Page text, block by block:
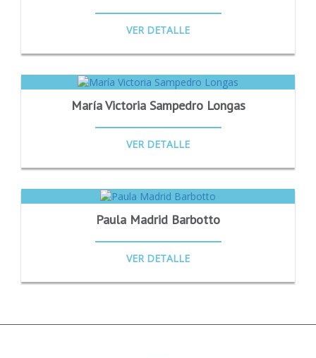
VER DETALLE
María Victoria Sampedro Longas
VER DETALLE
Paula Madrid Barbotto
VER DETALLE